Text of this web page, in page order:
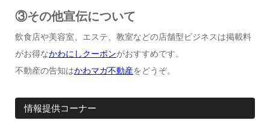
③その他宣伝について
飲食店や美容室、エステ、教室などの店舗型ビジネスは掲載料
がお得なかわにしクーポンがおすすめです。
不動産の告知はかわマガ不動産をどうぞ。
情報提供コーナー